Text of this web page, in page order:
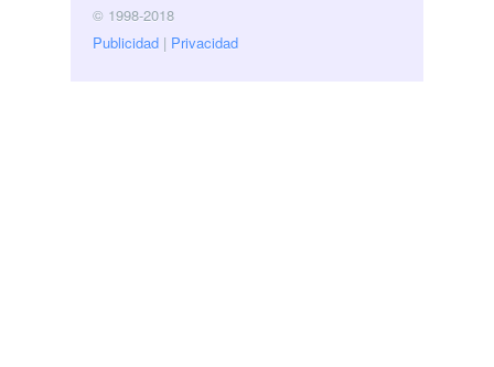
© 1998-2018
Publicidad | Privacidad